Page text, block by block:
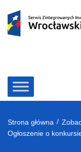
treści
Strona główna /